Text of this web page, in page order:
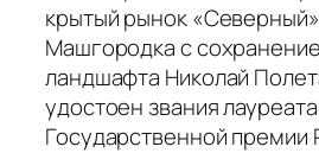
крытый рынок
Машгородка с
ландшафта Николай
удостоен звания лауреата
Государственной